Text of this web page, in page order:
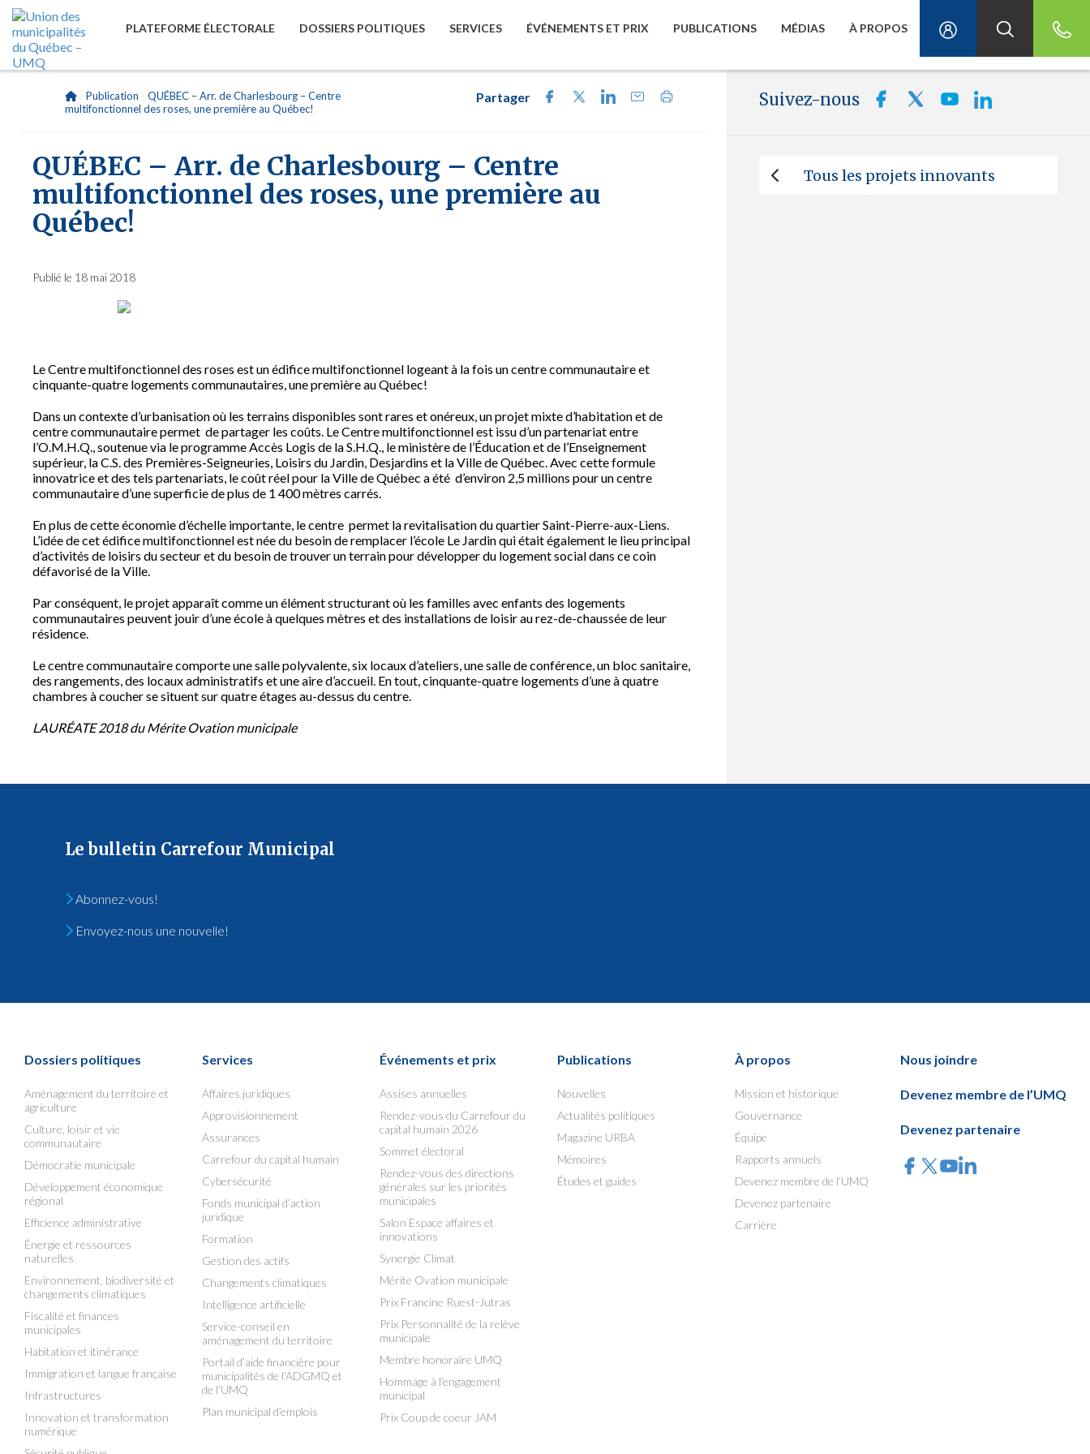
PLATEFORME ÉLECTORALE DOSSIERS POLITIQUES SERVICES ÉVÉNEMENTS ET PRIX PUBLICATIONS MÉDIAS À PROPOS
Publication
QUÉBEC – Arr. de Charlesbourg – Centre
multifonctionnel des roses, une première au Québec!
Partager
QUÉBEC – Arr. de Charlesbourg – Centre
multifonctionnel des roses, une première au
Québec!
Publié le 18 mai 2018
Le Centre multifonctionnel des roses est un édifice multifonctionnel logeant à la fois un centre communautaire et
cinquante-quatre logements communautaires, une première au Québec!
Dans un contexte d’urbanisation où les terrains disponibles sont rares et onéreux, un projet mixte d’habitation et de
centre communautaire permet de partager les coûts. Le Centre multifonctionnel est issu d’un partenariat entre
l’O.M.H.Q., soutenue via le programme Accès Logis de la S.H.Q., le ministère de l’Éducation et de l’Enseignement
supérieur, la C.S. des Premières-Seigneuries, Loisirs du Jardin, Desjardins et la Ville de Québec. Avec cette formule
innovatrice et des tels partenariats, le coût réel pour la Ville de Québec a été d’environ 2,5 millions pour un centre
communautaire d’une superficie de plus de 1 400 mètres carrés.
En plus de cette économie d’échelle importante, le centre permet la revitalisation du quartier Saint-Pierre-aux-Liens.
L’idée de cet édifice multifonctionnel est née du besoin de remplacer l’école Le Jardin qui était également le lieu principal
d’activités de loisirs du secteur et du besoin de trouver un terrain pour développer du logement social dans ce coin
défavorisé de la Ville.
Par conséquent, le projet apparaît comme un élément structurant où les familles avec enfants des logements
communautaires peuvent jouir d’une école à quelques mètres et des installations de loisir au rez-de-chaussée de leur
résidence.
Le centre communautaire comporte une salle polyvalente, six locaux d’ateliers, une salle de conférence, un bloc sanitaire,
des rangements, des locaux administratifs et une aire d’accueil. En tout, cinquante-quatre logements d’une à quatre
chambres à coucher se situent sur quatre étages au-dessus du centre.
LAURÉATE 2018 du Mérite Ovation municipale
Suivez-nous
Tous les projets innovants
Le bulletin Carrefour Municipal
Abonnez-vous!
Envoyez-nous une nouvelle!
Dossiers politiques
Aménagement du territoire et
agriculture
Culture, loisir et vie
communautaire
Démocratie municipale
Développement économique
régional
Efficience administrative
Énergie et ressources
naturelles
Environnement, biodiversité et
changements climatiques
Fiscalité et finances
municipales
Habitation et itinérance
Immigration et langue française
Infrastructures
Innovation et transformation
numérique
Services
Affaires juridiques
Approvisionnement
Assurances
Carrefour du capital humain
Cybersécurité
Fonds municipal d’action
juridique
Formation
Gestion des actifs
Changements climatiques
Intelligence artificielle
Service-conseil en
aménagement du territoire
Portail d’aide financière pour
municipalités de l’ADGMQ et
de l’UMQ
Plan municipal d’emplois
Événements et prix
Assises annuelles
Rendez-vous du Carrefour du
capital humain 2026
Sommet électoral
Rendez-vous des directions
générales sur les priorités
municipales
Salon Espace affaires et
innovations
Synergie Climat
Mérite Ovation municipale
Prix Francine Ruest-Jutras
Prix Personnalité de la relève
municipale
Membre honoraire UMQ
Hommage à l’engagement
municipal
Prix Coup de coeur JAM
Publications
Nouvelles
Actualités politiques
Magazine URBA
Mémoires
Études et guides
À propos
Mission et historique
Gouvernance
Équipe
Rapports annuels
Devenez membre de l’UMQ
Devenez partenaire
Carrière
Nous joindre
Devenez membre de l’UMQ
Devenez partenaire